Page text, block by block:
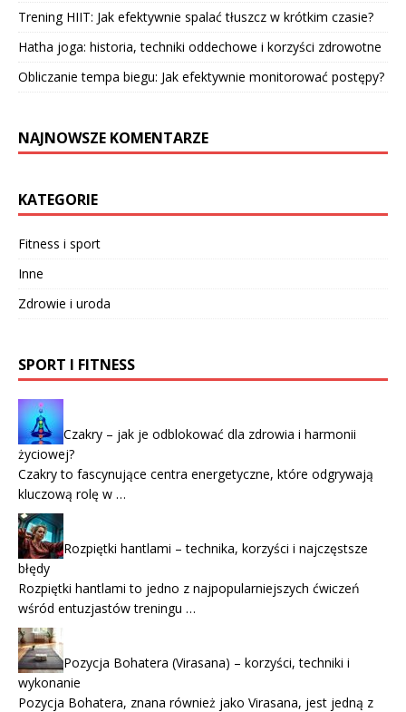
Trening HIIT: Jak efektywnie spalać tłuszcz w krótkim czasie?
Hatha joga: historia, techniki oddechowe i korzyści zdrowotne
Obliczanie tempa biegu: Jak efektywnie monitorować postępy?
NAJNOWSZE KOMENTARZE
KATEGORIE
Fitness i sport
Inne
Zdrowie i uroda
SPORT I FITNESS
Czakry – jak je odblokować dla zdrowia i harmonii
życiowej?
Czakry to fascynujące centra energetyczne, które odgrywają
kluczową rolę w …
Rozpiętki hantlami – technika, korzyści i najczęstsze
błędy
Rozpiętki hantlami to jedno z najpopularniejszych ćwiczeń
wśród entuzjastów treningu …
Pozycja Bohatera (Virasana) – korzyści, techniki i
wykonanie
Pozycja Bohatera, znana również jako Virasana, jest jedną z